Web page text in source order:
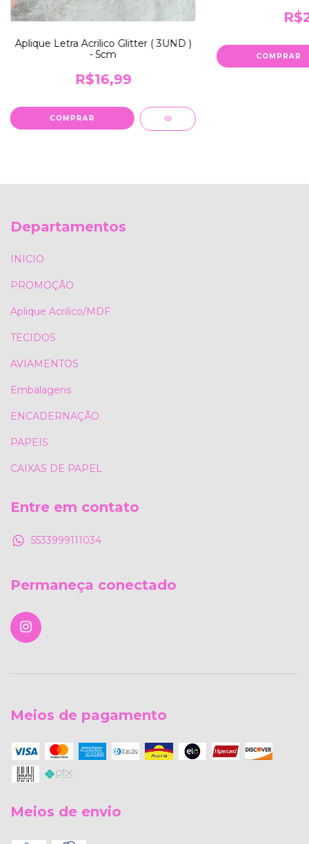
Aplique Letra Acrilico Glitter ( 3UND )
- 5cm
R$16,99
COMPRAR
COMPRAR
Departamentos
INICIO
PROMOÇÃO
Aplique Acrilico/MDF
TECIDOS
AVIAMENTOS
Embalagens
ENCADERNAÇÃO
PAPEIS
CAIXAS DE PAPEL
Entre em contato
5533999111034
Permaneça conectado
Meios de pagamento
Meios de envio